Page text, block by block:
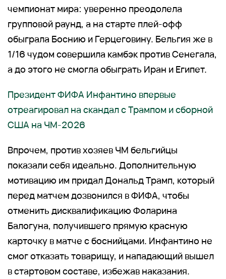
чемпионат мира: уверенно преодолела
групповой раунд, а на старте плей-офф
обыграла Боснию и Герцеговину. Бельгия же в
1/16 чудом совершила камбэк против Сенегала,
а до этого не смогла обыграть Иран и Египет.
Президент ФИФА Инфантино впервые
отреагировал на скандал с Трампом и сборной
США на ЧМ-2026
Впрочем, против хозяев ЧМ бельгийцы
показали себя идеально. Дополнительную
мотивацию им придал Дональд Трамп, который
перед матчем дозвонился в ФИФА, чтобы
отменить дисквалификацию Фоларина
Балогуна, получившего прямую красную
карточку в матче с боснийцами. Инфантино не
смог отказать товарищу, и нападающий вышел
в стартовом составе, избежав наказания.